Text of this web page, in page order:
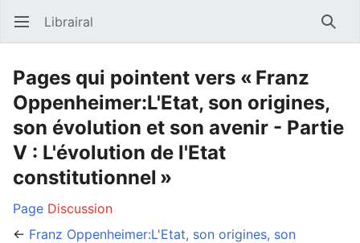
Ouvrir le menu principal Librairal
Pages qui pointent vers « Franz
Oppenheimer:L'Etat, son origines,
son évolution et son avenir - Partie
V : L'évolution de l'Etat
constitutionnel »
Page Discussion
← Franz Oppenheimer:L'Etat, son origines, son